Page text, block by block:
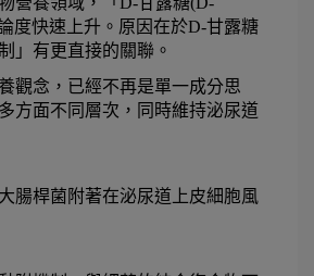
度快速上升。原因在於D-甘露糖
」有更直接的關聯。
觀念，已經不再是單一成分思
方面不同層次，同時維持泌尿道
腸桿菌附著在泌尿道上皮細胞風